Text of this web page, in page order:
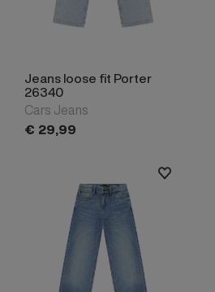
Jeans loose fit Porter
26340
Cars Jeans
€ 29,99